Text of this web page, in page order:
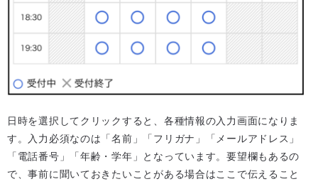
日時を選択してクリックすると、各種情報の入力画面になりま
す。入力必須なのは「名前」「フリガナ」「メールアドレス」
「電話番号」「年齢・学年」となっています。要望欄もあるの
で、事前に聞いておきたいことがある場合はここで伝えること